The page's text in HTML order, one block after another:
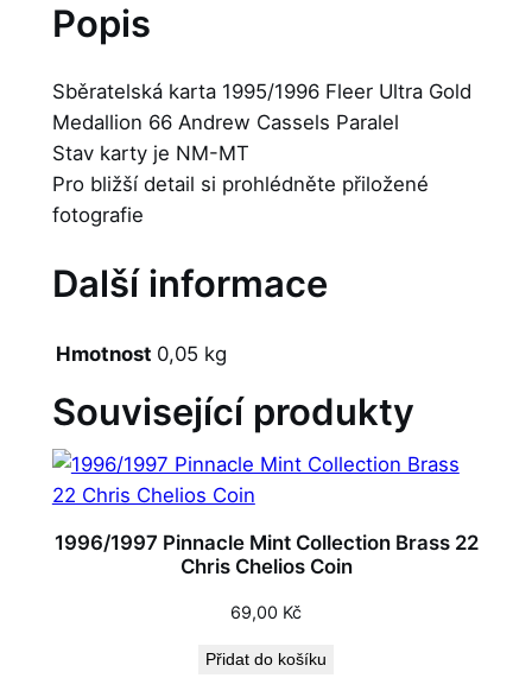
Popis
Sběratelská karta 1995/1996 Fleer Ultra Gold
Medallion 66 Andrew Cassels Paralel
Stav karty je NM-MT
Pro bližší detail si prohlédněte přiložené
fotografie
Další informace
Hmotnost 0,05 kg
Související produkty
1996/1997 Pinnacle Mint Collection Brass 22
Chris Chelios Coin
69,00 Kč
Přidat do košíku